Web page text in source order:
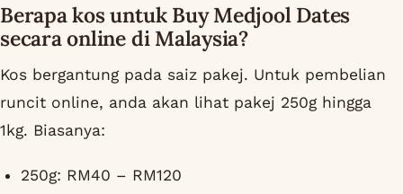
Berapa kos untuk Buy Medjool Dates
secara online di Malaysia?
Kos bergantung pada saiz pakej. Untuk pembelian
runcit online, anda akan lihat pakej 250g hingga
1kg. Biasanya:
250g: RM40 – RM120